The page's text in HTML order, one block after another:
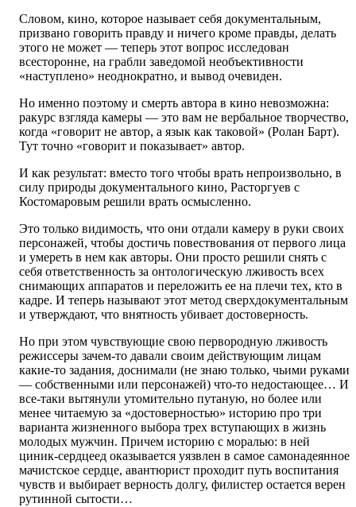
Словом, кино, которое называет себя документальным,
призвано говорить правду и ничего кроме правды, делать
этого не может — теперь этот вопрос исследован
всесторонне, на грабли заведомой необъективности
«наступлено» неоднократно, и вывод очевиден.
Но именно поэтому и смерть автора в кино невозможна:
ракурс взгляда камеры — это вам не вербальное творчество,
когда «говорит не автор, а язык как таковой» (Ролан Барт).
Тут точно «говорит и показывает» автор.
И как результат: вместо того чтобы врать непроизвольно, в
силу природы документального кино, Расторгуев с
Костомаровым решили врать осмысленно.
Это только видимость, что они отдали камеру в руки своих
персонажей, чтобы достичь повествования от первого лица
и умереть в нем как авторы. Они просто решили снять с
себя ответственность за онтологическую лживость всех
снимающих аппаратов и переложить ее на плечи тех, кто в
кадре. И теперь называют этот метод сверхдокументальным
и утверждают, что внятность убивает достоверность.
Но при этом чувствующие свою первородную лживость
режиссеры зачем-то давали своим действующим лицам
какие-то задания, доснимали (не знаю только, чьими руками
— собственными или персонажей) что-то недостающее… И
все-таки вытянули утомительно путаную, но более или
менее читаемую за «достоверностью» историю про три
варианта жизненного выбора трех вступающих в жизнь
молодых мужчин. Причем историю с моралью: в ней
циник-сердцеед оказывается уязвлен в самое самонадеянное
мачистское сердце, авантюрист проходит путь воспитания
чувств и выбирает верность долгу, филистер остается верен
рутинной сытости…